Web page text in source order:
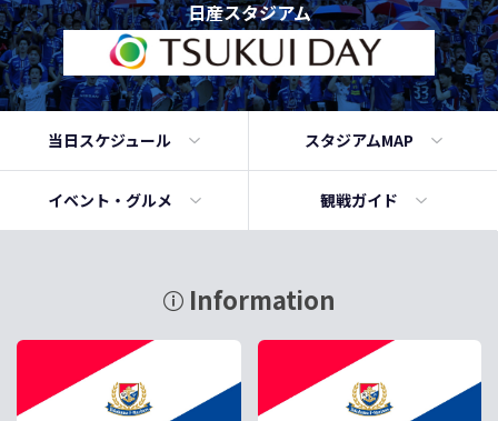
日産スタジアム
当日スケジュール スタジアムMAP
イベント・ グルメ 観戦ガイド
Information